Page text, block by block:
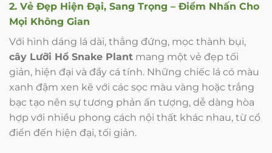
2. Vẻ Đẹp Hiện Đại, Sang Trọng – Điểm Nhấn Cho
Mọi Không Gian
Với hình dáng lá dài, thẳng đứng, mọc thành bụi,
cây Lưỡi Hổ Snake Plant mang một vẻ đẹp tối
giản, hiện đại và đầy cá tính. Những chiếc lá có màu
xanh đậm xen kẽ với các sọc màu vàng hoặc trắng
bạc tạo nên sự tương phản ấn tượng, dễ dàng hòa
hợp với nhiều phong cách nội thất khác nhau, từ cổ
điển đến hiện đại, tối giản.